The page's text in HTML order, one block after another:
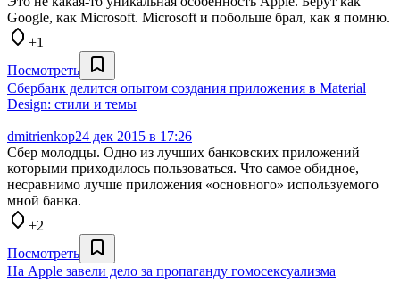
Google, как Microsoft. Microsoft и побольше брал, как я помню.
+1
Посмотреть
Сбербанк делится опытом создания приложения в Material
Design: стили и темы
dmitrienkop24 дек 2015 в 17:26
Сбер молодцы. Одно из лучших банковских приложений
которыми приходилось пользоваться. Что самое обидное,
несравнимо лучше приложения «основного» используемого
мной банка.
+2
Посмотреть
На Apple завели дело за пропаганду гомосексуализма